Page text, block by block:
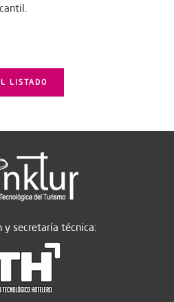
LISTADO
y secretaría técnica: